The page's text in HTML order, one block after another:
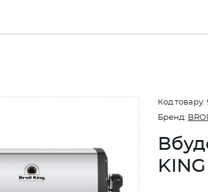
Код товару:
Бренд: